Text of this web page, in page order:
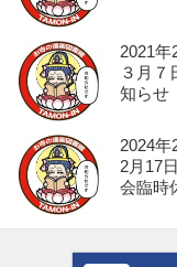
2021年
３月７
知らせ
2024年
2月17
会臨時